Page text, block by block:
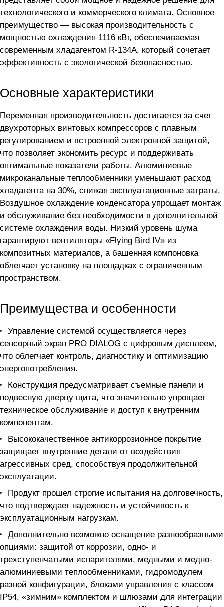
технологического и коммерческого климата. Основное
преимущество — высокая производительность с
мощностью охлаждения 1116 кВт, обеспечиваемая
современным хладагентом R-134A, который сочетает
эффективность с экологической безопасностью.
Основные характеристики
Переменная производительность достигается за счет
двухроторных винтовых компрессоров с плавным
регулированием и встроенной электронной защитой,
что позволяет экономить ресурс и поддерживать
оптимальные показатели работы. Алюминиевые
микроканальные теплообменники уменьшают расход
хладагента на 30%, снижая эксплуатационные затраты.
Воздушное охлаждение конденсатора упрощает монтаж
и обслуживание без необходимости в дополнительной
системе охлаждения воды. Низкий уровень шума
гарантируют вентиляторы «Flying Bird IV» из
композитных материалов, а башенная компоновка
облегчает установку на площадках с ограниченным
пространством.
Преимущества и особенности
Управление системой осуществляется через
сенсорный экран PRO DIALOG с цифровым дисплеем,
что облегчает контроль, диагностику и оптимизацию
энергопотребления.
Конструкция предусматривает съемные панели и
подвесную дверцу щита, что значительно упрощает
техническое обслуживание и доступ к внутренним
компонентам.
Высококачественное антикоррозионное покрытие
защищает внутренние детали от воздействия
агрессивных сред, способствуя продолжительной
эксплуатации.
Продукт прошел строгие испытания на долговечность,
что подтверждает надежность и устойчивость к
эксплуатационным нагрузкам.
Дополнительно возможно оснащение разнообразными
опциями: защитой от коррозии, одно- и
трехступенчатыми испарителями, медными и медно-
алюминиевыми теплообменниками, гидромодулем
разной конфигурации, блоками управления c классом
IP54, «зимним» комплектом и шлюзами для интеграции